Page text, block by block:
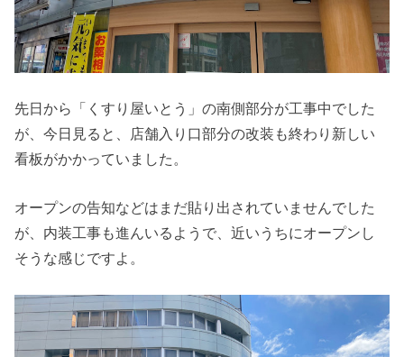
先日から「くすり屋いとう」の南側部分が工事中でした
が、今日見ると、店舗入り口部分の改装も終わり新しい
看板がかかっていました。
オープンの告知などはまだ貼り出されていませんでした
が、内装工事も進んいるようで、近いうちにオープンし
そうな感じですよ。